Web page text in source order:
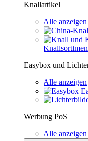
Knallartikel
Alle anzeigen
Easybox und
Alle anzeigen
Werbung PoS
Alle anzeigen